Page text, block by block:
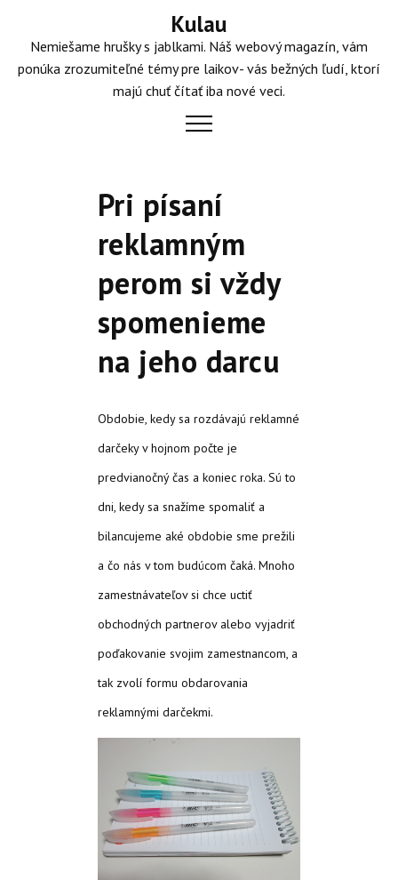
content
Kulau
Nemiešame hrušky s jablkami. Náš webový magazín, vám
ponúka zrozumiteľné témy pre laikov- vás bežných ľudí, ktorí
majú chuť čítať iba nové veci.
Pri písaní
reklamným
perom si vždy
spomenieme
na jeho darcu
Obdobie, kedy sa rozdávajú reklamné
darčeky v hojnom počte je
predvianočný čas a koniec roka. Sú to
dni, kedy sa snažíme spomaliť a
bilancujeme aké obdobie sme prežili
a čo nás v tom budúcom čaká. Mnoho
zamestnávateľov si chce uctiť
obchodných partnerov alebo vyjadriť
poďakovanie svojim zamestnancom, a
tak zvolí formu obdarovania
reklamnými darčekmi.